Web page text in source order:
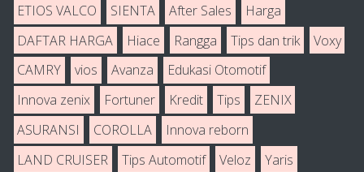
ETIOS VALCO
SIENTA After Sales
Harga
DAFTAR HARGA
Hiace Rangga Tips dan trik
Voxy
CAMRY
vios Avanza
Edukasi Otomotif
Innova zenix
Fortuner Kredit Tips
ZENIX
ASURANSI
COROLLA
Innova reborn
LAND CRUISER
Tips Automotif Veloz
Yaris